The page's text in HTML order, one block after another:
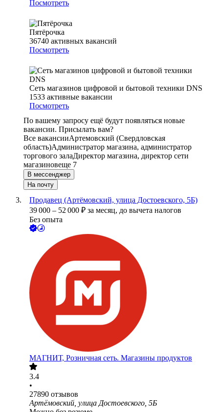
Посмотреть
Пятёрочка
36740 активных вакансий
Посмотреть
Сеть магазинов цифровой и бытовой техники DNS
1533 активные вакансии
Посмотреть
По вашему запросу ещё будут появляться новые
вакансии. Присылать вам?
Все вакансииАртемовский (Свердловская
область)Администратор магазина, администратор
торгового залаДиректор магазина, директор сети
магазиновеще 7
В мессенджер
На почту
Продавец (Артёмовский, улица Достоевского, 5Б)
39 000 – 52 000 ₽ за месяц, до вычета налогов
Без опыта
МАГНИТ, Розничная сеть. Магазины продуктов
3.4
•
27890 отзывов
Артёмовский, улица Достоевского, 5Б